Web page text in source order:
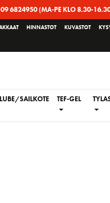
09 6824950 (MA-PE KLO 8.30-
HINNASTOT KUVASTOT
SAILKOTE TEF-GEL